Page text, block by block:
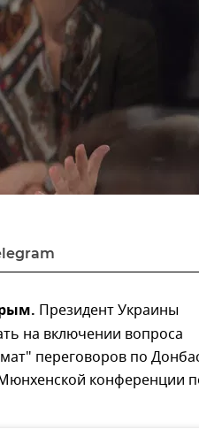
Президент Украины
на включении вопроса
переговоров по
конференции